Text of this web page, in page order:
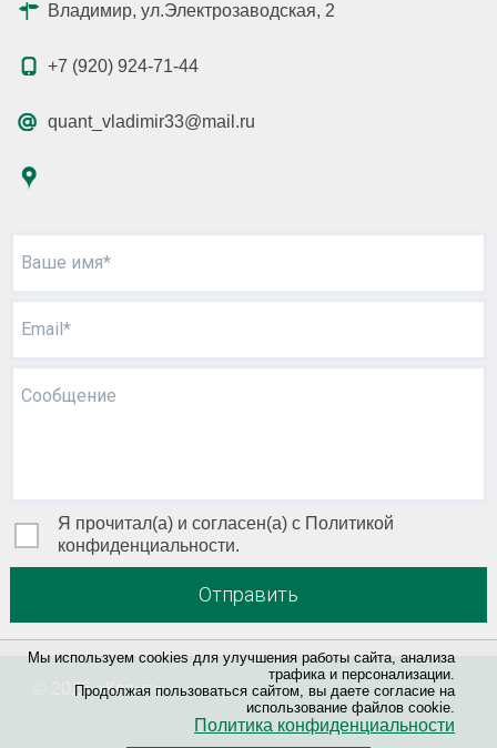
Мы используем cookies для улучшения работы сайта, анализа
трафика и персонализации.
Продолжая пользоваться сайтом, вы даете согласие на
использование файлов cookie.
Политика конфиденциальности
Владимир, ул.Электрозаводская, 2
+7 (920) 924-71-44
quant_vladimir33@mail.ru
Ваше имя*
Email*
Сообщение
Я прочитал(а) и согласен(а) с Политикой
конфиденциальности.
Отправить
© 2026 «Квант »